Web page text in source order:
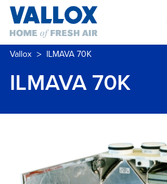
Vallox > ILMAVA 70K
ILMAVA 70K